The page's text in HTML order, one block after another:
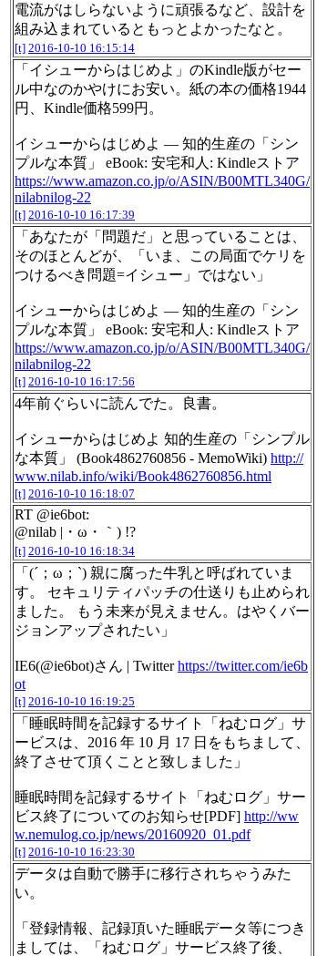
電流がはしらないように頑張るなど、設計を
組み込まれているともっとよかったなと。
[t] 2016-10-10 16:15:14
「イシューからはじめよ」のKindle版がセー
ル中なのかやけにお安い。紙の本の価格1944
円、Kindle価格599円。
イシューからはじめよ ― 知的生産の「シン
プルな本質」 eBook: 安宅和人: Kindleストア
https://www.amazon.co.jp/o/ASIN/B00MTL340G/
nilabnilog-22
[t] 2016-10-10 16:17:39
「あなたが「問題だ」と思っていることは、
そのほとんどが、「いま、この局面でケリを
つけるべき問題=イシュー」ではない」
イシューからはじめよ ― 知的生産の「シン
プルな本質」 eBook: 安宅和人: Kindleストア
https://www.amazon.co.jp/o/ASIN/B00MTL340G/
nilabnilog-22
[t] 2016-10-10 16:17:56
4年前ぐらいに読んでた。良書。
イシューからはじめよ 知的生産の「シンプル
な本質」 (Book4862760856 - MemoWiki) http://
www.nilab.info/wiki/Book4862760856.html
[t] 2016-10-10 16:18:07
RT @ie6bot:
@nilab |・ω・｀) !?
[t] 2016-10-10 16:18:34
「(´；ω；`) 親に腐った牛乳と呼ばれていま
す。 セキュリティパッチの仕送りも止められ
ました。 もう未来が見えません。はやくバー
ジョンアップされたい」
IE6(@ie6bot)さん | Twitterhttps://twitter.com/ie6b
ot
[t] 2016-10-10 16:19:25
「睡眠時間を記録するサイト「ねむログ」サ
ービスは、2016 年 10 月 17 日をもちまして、
終了させて頂くことと致しました」
睡眠時間を記録するサイト「ねむログ」サー
ビス終了についてのお知らせ[PDF] http://ww
w.nemulog.co.jp/news/20160920_01.pdf
[t] 2016-10-10 16:23:30
データは自動で勝手に移行されちゃうみた
い。
「登録情報、記録頂いた睡眠データ等につき
ましては、「ねむログ」サービス終了後、